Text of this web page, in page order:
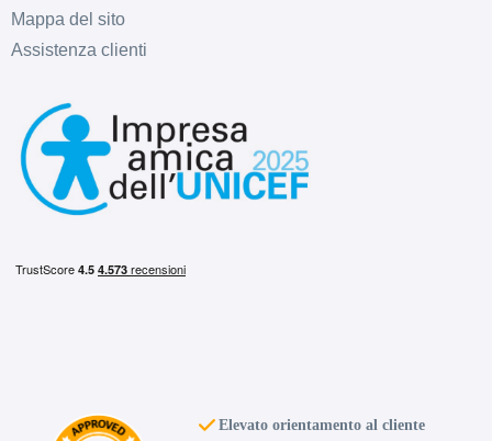
Mappa del sito
Assistenza clienti
Elevato orientamento al cliente